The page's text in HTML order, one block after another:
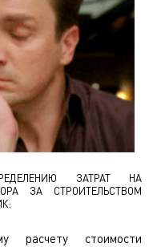
ЗАТРАТ НА
ЗА СТРОИТЕЛЬСТВОМ
расчету стоимости